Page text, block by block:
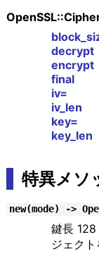
decrypt
encrypt
final
iv=
iv_len
key=
key_len
特異メソ
new(mode) ->
鍵長
ジェクト